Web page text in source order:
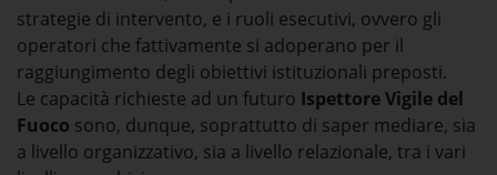
strategie di intervento, e i ruoli esecutivi, ovvero gli
operatori che fattivamente si adoperano per il
raggiungimento degli obiettivi istituzionali preposti.
Le capacità richieste ad un futuro Ispettore Vigile del
Fuoco sono, dunque, soprattutto di saper mediare, sia
a livello organizzativo, sia a livello relazionale, tra i vari